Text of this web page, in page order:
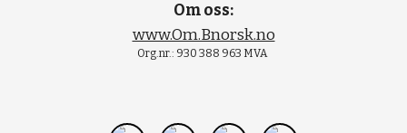
Om oss:
www.Om.Bnorsk.no
Org.nr.: 930 388 963 MVA